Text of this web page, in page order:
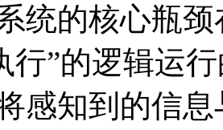
统的核心瓶
行”的逻辑运
感知到的信